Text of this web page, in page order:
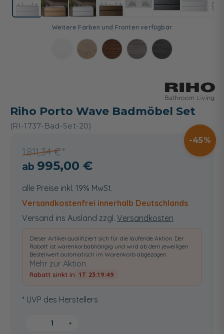
Riho Porto Wave Badmöbel Set
(RI-1737-Bad-Set-20)
1.811,34 €
45
995,00 €
alle Preise inkl. 19% MwSt.
Versandkostenfrei innerhalb Deutschlands
Versand ins Ausland zzgl. Versandkosten
Dieser Artikel qualifiziert sich für die laufende Aktion. Der
Rabatt ist warenkorbabhängig und wird ab dem jeweiligen
Bestellwert automatisch im Warenkorb abgezogen.
Mehr zur Aktion
Rabatt sinkt in 1T 23:19:48
* UVP des Herstellers
+